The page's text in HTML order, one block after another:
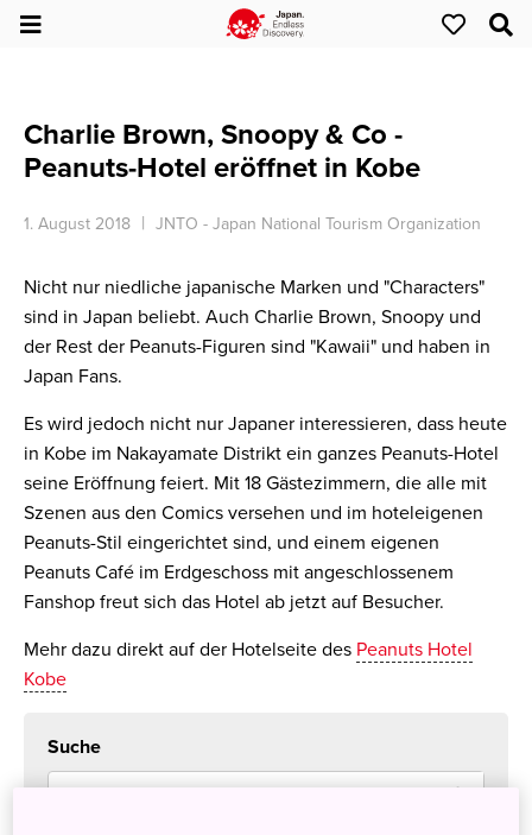
Charlie Brown, Snoopy & Co -
Peanuts-Hotel eröffnet in Kobe
1. August 2018 JNTO - Japan National Tourism Organization
Nicht nur niedliche japanische Marken und "Characters"
sind in Japan beliebt. Auch Charlie Brown, Snoopy und
der Rest der Peanuts-Figuren sind "Kawaii" und haben in
Japan Fans.
Es wird jedoch nicht nur Japaner interessieren, dass heute
in Kobe im Nakayamate Distrikt ein ganzes Peanuts-Hotel
seine Eröffnung feiert. Mit 18 Gästezimmern, die alle mit
Szenen aus den Comics versehen und im hoteleigenen
Peanuts-Stil eingerichtet sind, und einem eigenen
Peanuts Café im Erdgeschoss mit angeschlossenem
Fanshop freut sich das Hotel ab jetzt auf Besucher.
Mehr dazu direkt auf der Hotelseite des Peanuts Hotel
Kobe
Suche